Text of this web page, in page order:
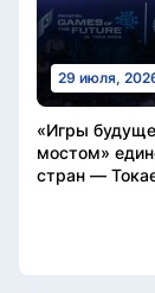
29 июля,
«Игры
мостом»
стран —